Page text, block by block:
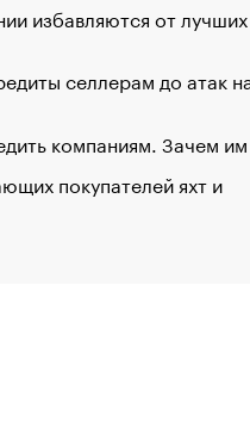
избавляются от лучших
селлерам до атак
компаниям. Зачем
покупателей яхт и